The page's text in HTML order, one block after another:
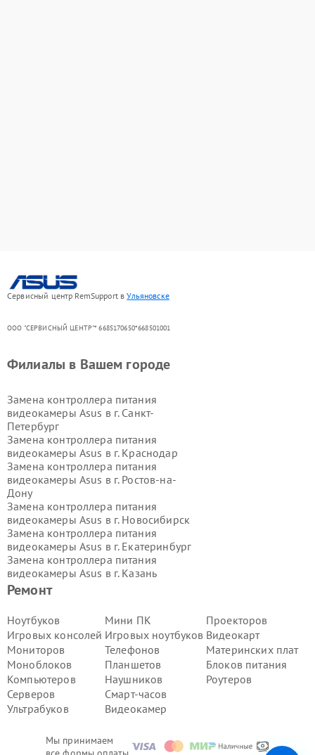
Сервисный центр RemSupport вУльяновске
ООО "СЕРВИСНЫЙ ЦЕНТР"* 6685170650*668501001
Мы принимаем
Ремонт
Ноутбуков
Игровых консолей
Мониторов
Моноблоков
Компьютеров
Серверов
Ультрабуков
Мини ПК
Игровых ноутбуков
Телефонов
Планшетов
Наушников
Смарт-часов
Видеокамер
Проекторов
Видеокарт
Материнских плат
Блоков питания
Роутеров
Филиалы в Вашем городе
Замена контроллера питания
видеокамеры Asus в г. Санкт-
Петербург
Замена контроллера питания
видеокамеры Asus в г. Краснодар
Замена контроллера питания
видеокамеры Asus в г. Ростов-на-
Дону
Замена контроллера питания
видеокамеры Asus в г. Новосибирск
Замена контроллера питания
видеокамеры Asus в г. Екатеринбург
Замена контроллера питания
видеокамеры Asus в г. Казань
Замена контроллера питания
Замена контроллера питания
видеокамеры Asus в г.Волгоград
Замена контроллера питания
видеокамеры Asus в г.Самара
Замена контроллера питания
видеокамеры Asus в г.Пермь
Замена контроллера питания
видеокамеры Asus в г.Красноярск
видеокамеры Asus в г.
Замена контроллера питания